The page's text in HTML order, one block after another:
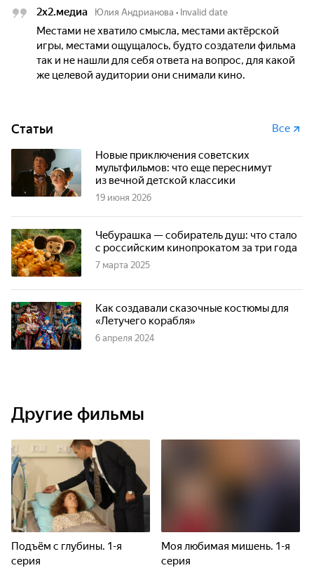
2х2.медиа Юлия Андрианова • Invalid date
Местами не хватило смысла, местами актёрской
игры, местами ощущалось, будто создатели фильма
так и не нашли для себя ответа на вопрос, для какой
же целевой аудитории они снимали кино.
Статьи Все
Новые приключения советских
мультфильмов: что еще переснимут
из вечной детской классики
19 июня 2026
Чебурашка — собиратель душ: что стало
с российским кинопрокатом за три года
7 марта 2025
Как создавали сказочные костюмы для
«Летучего корабля»
6 апреля 2024
Другие фильмы
Подъём с глубины. 1-я
серия
Моя любимая мишень. 1-я
серия